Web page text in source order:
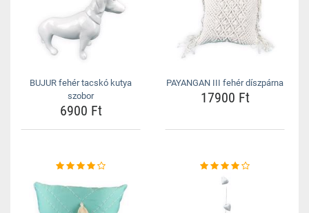
BUJUR fehér tacskó kutya
szobor
6900 Ft
PAYANGAN III fehér díszpárna
17900 Ft